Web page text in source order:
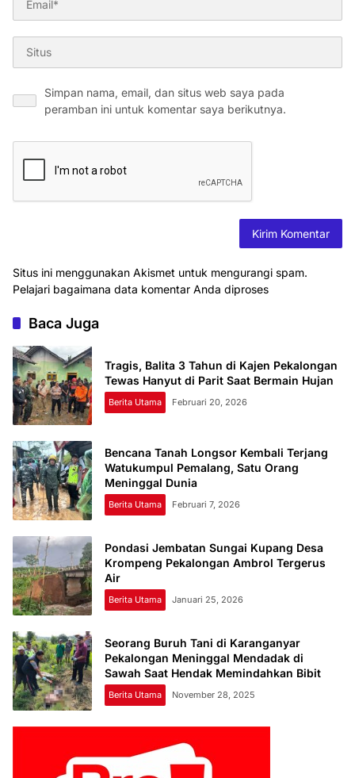
Simpan nama, email, dan situs web saya pada
peramban ini untuk komentar saya berikutnya.
Situs ini menggunakan Akismet untuk mengurangi spam.
Pelajari bagaimana data komentar Anda diproses
Baca Juga
Tragis, Balita 3 Tahun di Kajen Pekalongan
Tewas Hanyut di Parit Saat Bermain Hujan
Berita Utama Februari 20, 2026
Bencana Tanah Longsor Kembali Terjang
Watukumpul Pemalang, Satu Orang
Meninggal Dunia
Berita Utama Februari 7, 2026
Pondasi Jembatan Sungai Kupang Desa
Krompeng Pekalongan Ambrol Tergerus
Air
Berita Utama Januari 25, 2026
Seorang Buruh Tani di Karanganyar
Pekalongan Meninggal Mendadak di
Sawah Saat Hendak Memindahkan Bibit
Berita Utama November 28, 2025